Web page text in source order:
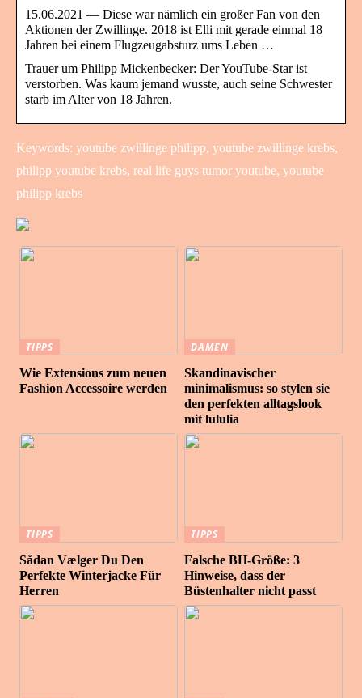
15.06.2021 — Diese war nämlich ein großer Fan von den
Aktionen der Zwillinge. 2018 ist Elli mit gerade einmal 18
Jahren bei einem Flugzeugabsturz ums Leben …
Trauer um Philipp Mickenbecker: Der YouTube-Star ist
verstorben. Was kaum jemand wusste, auch seine Schwester
starb im Alter von 18 Jahren.
Keywords: youtube zwillinge philipp, youtube zwillinge krebs,
philipp youtube krebs, real life guys tumor youtube, youtube
philipp krebs
TIPPS
Wie Extensions zum neuen
Fashion Accessoire werden
DAMEN
Skandinavischer
minimalismus: so stylen sie
den perfekten alltagslook
mit lululia
TIPPS
Sådan Vælger Du Den
Perfekte Winterjacke Für
Herren
TIPPS
Falsche BH-Größe: 3
Hinweise, dass der
Büstenhalter nicht passt